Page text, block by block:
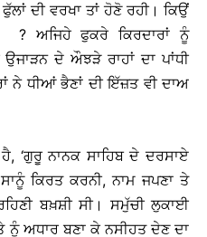
ਦੀ ਵਰਖਾ ਤਾਂ ਹੋਣੋ ਰਹੀ। ਕਿਉਂ
ਅਜਿਹੇ ਫੁਕਰੇ ਕਿਰਦਾਰਾਂ ਨੂੰ
ਉਜਾੜਨ ਦੇ ਔਝੜੇ ਰਾਹਾਂ ਦਾ ਪਾਂਧੀ
ਨੇ ਧੀਆਂ ਭੈਣਾਂ ਦੀ ਇੱਜ਼ਤ ਵੀ ਦਾਅ
‘ਗੁਰੂ ਨਾਨਕ ਸਾਹਿਬ ਦੇ ਦਰਸਾਏ
ਕਿਰਤ ਕਰਨੀ, ਨਾਮ ਜਪਣਾ ਤੇ
ਬਖ਼ਸ਼ੀ ਸੀ। ਸਮੁੱਚੀ ਲੁਕਾਈ
ਨੂੰ ਅਧਾਰ ਬਣਾ ਕੇ ਨਸੀਹਤ ਦੇਣ ਦਾ